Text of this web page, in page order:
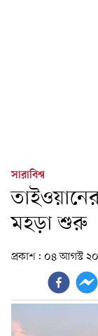
সারাবিশ্ব
মহড়া শুরু
প্রকাশ: ০৪ আগস্ট